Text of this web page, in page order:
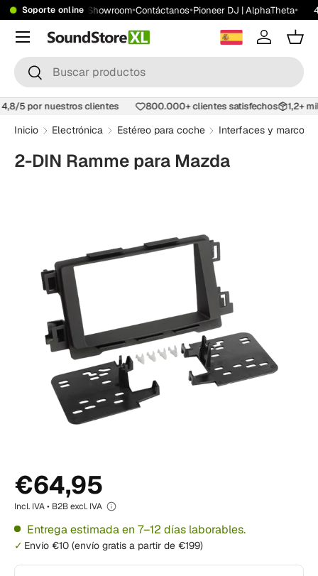
Soporte online
gratis desde 199 €• Showroom•Contáctanos•Pioneer DJ | AlphaTheta•
Buscar
Buscar
Iniciar
Menú
4,8/5 por nuestros clientes 800.000+ clientes satisfechos 1,2+
Inicio Electrónica Estéreo para coche Interfaces y marcos
2-DIN Ramme para Mazda
€64,95
Incl. IVA • B2B excl. IVA
Entrega estimada en 7–12 días laborables.
Envío €10 (envío gratis a partir de €199)